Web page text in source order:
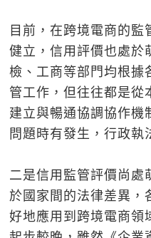
目前，在跨境電商的
健立，信用評價也處於
檢、工商等部門均根據
管工作，但往往都是從
建立與暢通協調協作機
問題時有發生，行政執
二是信用監管評價尚處
於國家間的法律差異，
好地應用到跨境電商領